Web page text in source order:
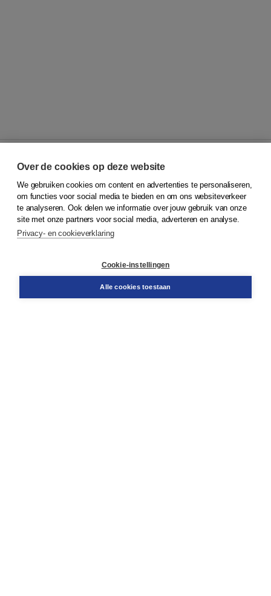
© 2026Koninklijke Boom uitgevers
Klantenservice
Service & informatie
Contact
Over de cookies op deze website
We gebruiken cookies om content en advertenties te personaliseren,
om functies voor social media te bieden en om ons websiteverkeer
te analyseren. Ook delen we informatie over jouw gebruik van onze
site met onze partners voor social media, adverteren en analyse.
Privacy- en cookieverklaring
Cookie-instellingen
Alle cookies toestaan